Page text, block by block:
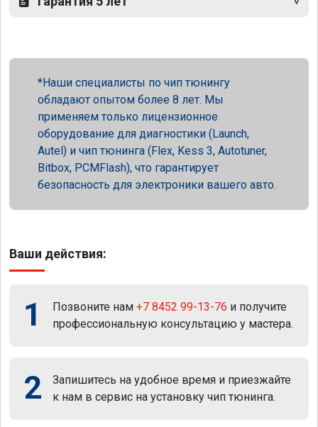
Наши специалисты по чип тюнингу
обладают опытом более 8 лет. Мы
применяем только лицензионное
оборудование для диагностики (Launch,
Autel) и чип тюнинга (Flex, Kess 3, Autotuner,
Bitbox, PCMFlash), что гарантирует
безопасность для электроники вашего авто.
Ваши действия:
1 Позвоните нам +7 8452 99-13-76 и получите
профессиональную консультацию у мастера.
2
Запишитесь на удобное время и приезжайте
к нам в сервис на установку чип тюнинга.